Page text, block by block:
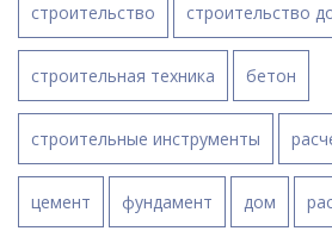
строительство строительство
строительная техника бетон
строительные инструменты
цемент фундамент дом